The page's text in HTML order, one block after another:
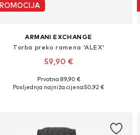
ARMANI EXCHANGE
Torba preko ramena 'ALEX'
59,90 €
Dostupne veličine: One Size
Prvotno: 89,90 €
Posljednja najniža cijena:50,92 €